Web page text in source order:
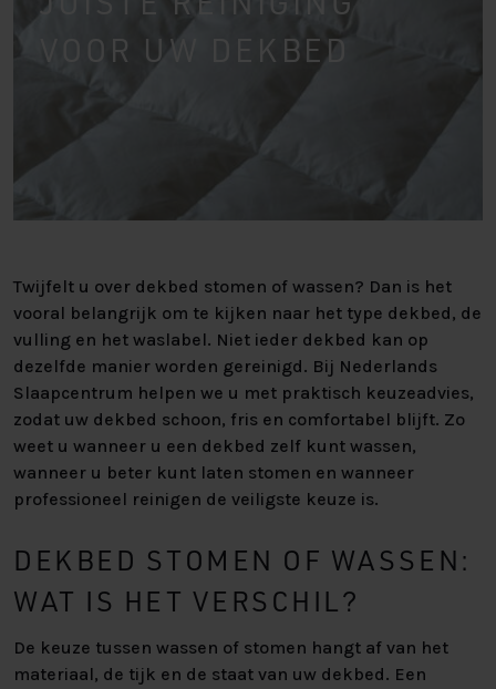
VOOR UW DEKBED
Twijfelt u over dekbed stomen of wassen? Dan is het
vooral belangrijk om te kijken naar het type dekbed, de
vulling en het waslabel. Niet ieder dekbed kan op
dezelfde manier worden gereinigd. Bij Nederlands
Slaapcentrum helpen we u met praktisch keuzeadvies,
zodat uw dekbed schoon, fris en comfortabel blijft. Zo
weet u wanneer u een dekbed zelf kunt wassen,
wanneer u beter kunt laten stomen en wanneer
professioneel reinigen de veiligste keuze is.
DEKBED STOMEN OF WASSEN:
WAT IS HET VERSCHIL?
De keuze tussen wassen of stomen hangt af van het
materiaal, de tijk en de staat van uw dekbed. Een